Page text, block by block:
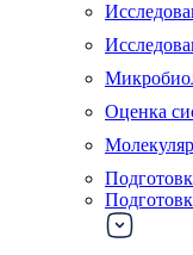
Оценка